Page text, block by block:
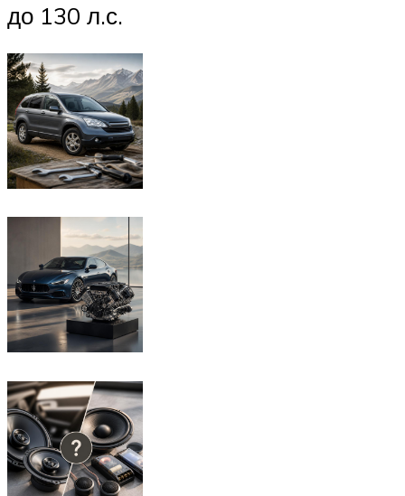
до 130 л.с.